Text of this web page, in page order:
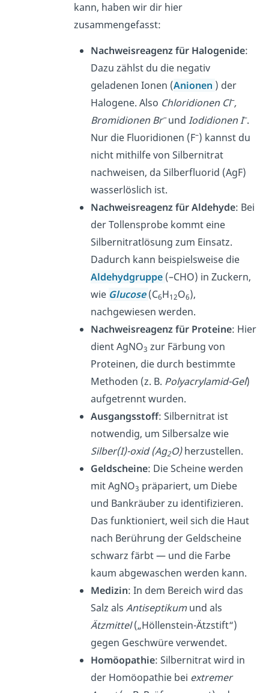
kann, haben wir dir hier
zusammengefasst:
Nachweisreagenz für Halogenide:
Dazu zählst du die negativ
geladenen Ionen (Anionen ) der
Halogene. Also Chloridionen Cl–,
Bromidionen Br–und Iodidionen I–.
Nur die Fluoridionen (F–) kannst du
nicht mithilfe von Silbernitrat
nachweisen, da Silberfluorid (AgF)
wasserlöslich ist.
Nachweisreagenz für Aldehyde: Bei
der Tollensprobe kommt eine
Silbernitratlösung zum Einsatz.
Dadurch kann beispielsweise die
Aldehydgruppe (–CHO) in Zuckern,
wie Glucose (C6H12O6),
nachgewiesen werden.
Nachweisreagenz für Proteine: Hier
dient AgNO3 zur Färbung von
Proteinen, die durch bestimmte
Methoden (z. B. Polyacrylamid-Gel)
aufgetrennt wurden.
Ausgangsstoff: Silbernitrat ist
notwendig, um Silbersalze wie
Silber(I)-oxid (Ag2O)herzustellen.
Geldscheine: Die Scheine werden
mit AgNO3 präpariert, um Diebe
und Bankräuber zu identifizieren.
Das funktioniert, weil sich die Haut
nach Berührung der Geldscheine
schwarz färbt — und die Farbe
kaum abgewaschen werden kann.
Medizin: In dem Bereich wird das
Salz als Antiseptikumund als
Ätzmittel(„Höllenstein-Ätzstift“)
gegen Geschwüre verwendet.
Homöopathie: Silbernitrat wird in
der Homöopathie bei extremer